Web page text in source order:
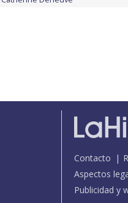
Contacto
Aspectos
Publicidad y